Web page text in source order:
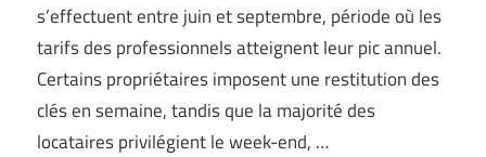
s’effectuent entre juin et septembre, période où les
tarifs des professionnels atteignent leur pic annuel.
Certains propriétaires imposent une restitution des
clés en semaine, tandis que la majorité des
locataires privilégient le week-end, …